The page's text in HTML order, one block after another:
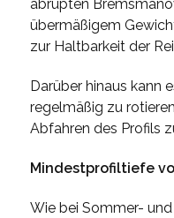
abrupten
übermäßigem
zur Haltbarkeit der
Darüber hinaus kann
regelmäßig zu
Abfahren des Profils
Mindestprofiltiefe
Wie bei Sommer-